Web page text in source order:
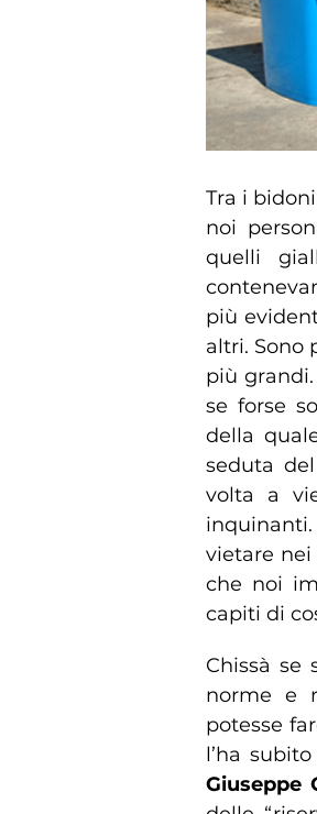
Tra i
noi
quelli
più
altri. Sono
più
se forse
della
seduta
volta a
vietare
che noi
capiti di
Chissà se
norme e
potesse
l’ha
Giuseppe